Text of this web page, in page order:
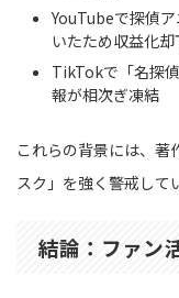
YouTubeで探偵
いたため収益化却
TikTokで「名探
報が相次ぎ凍結
これらの背景には、著
スク」を強く警戒して
結論：ファン